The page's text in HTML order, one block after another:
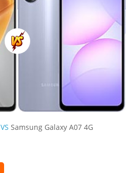
VS Samsung Galaxy A07 4G